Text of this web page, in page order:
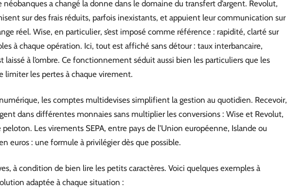
a changé la donne dans le domaine du transfert d’argent. Revolut,
sur des frais réduits, parfois inexistants, et appuient leur communication sur
réel. Wise, en particulier, s’est imposé comme référence : rapidité, clarté sur
à chaque opération. Ici, tout est affiché sans détour : taux interbancaire,
laissé à l’ombre. Ce fonctionnement séduit aussi bien les particuliers que les
limiter les pertes à chaque virement.
les comptes multidevises simplifient la gestion au quotidien. Recevoir,
dans différentes monnaies sans multiplier les conversions : Wise et Revolut,
Les virements SEPA, entre pays de l’Union européenne, Islande ou
euros : une formule à privilégier dès que possible.
à condition de bien lire les petits caractères. Voici quelques exemples à
adaptée à chaque situation :